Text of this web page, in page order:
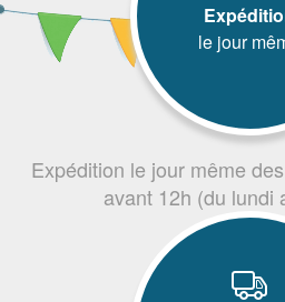
le jour
Expédition le jour même
avant 12h (du lundi